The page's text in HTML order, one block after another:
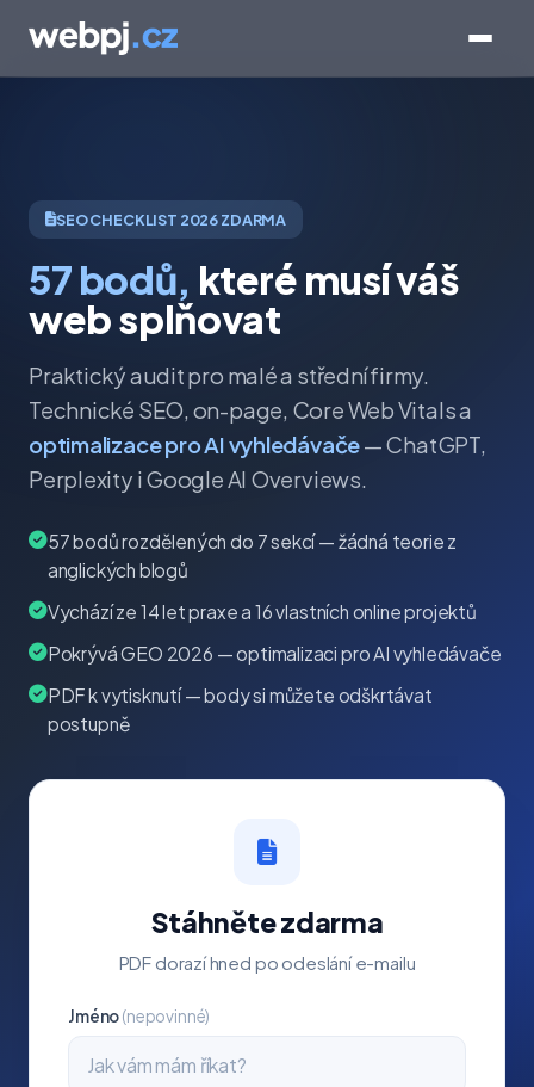
SEO CHECKLIST 2026 ZDARMA
57 bodů, které musí váš
web splňovat
Praktický audit pro malé a střední firmy.
Technické SEO, on-page, Core Web Vitals a
optimalizace pro AI vyhledávače— ChatGPT,
Perplexity i Google AI Overviews.
57 bodů rozdělených do 7 sekcí — žádná teorie z
anglických blogů
Vychází ze 14 let praxe a 16 vlastních online projektů
Pokrývá GEO 2026 — optimalizaci pro AI vyhledávače
PDF k vytisknutí — body si můžete odškrtávat
postupně
Stáhněte zdarma
PDF dorazí hned po odeslání e-mailu
Jméno(nepovinné)